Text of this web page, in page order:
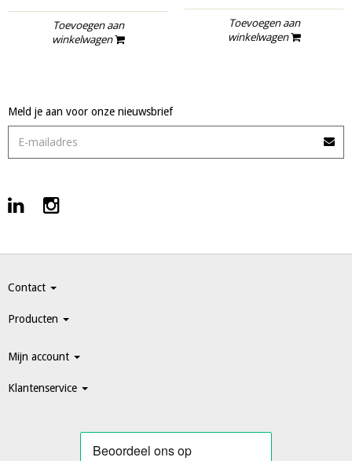
Toevoegen aan
winkelwagen
Toevoegen aan
winkelwagen
Meld je aan voor onze nieuwsbrief
Contact
Producten
Mijn account
Klantenservice